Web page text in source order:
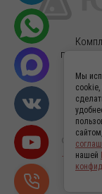
© 2005-
Мы
cookie,
нашей